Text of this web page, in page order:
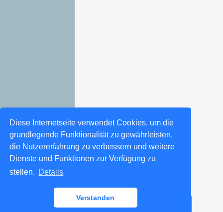
Diese Internetseite verwendet Cookies, um die
grundlegende Funktionalität zu gewährleisten,
die Nutzererfahrung zu verbessern und weitere
Dienste und Funktionen zur Verfügung zu
stellen. Details
Verstanden